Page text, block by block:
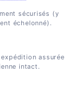
sécurisés (y
échelonné).
assurée
intact.